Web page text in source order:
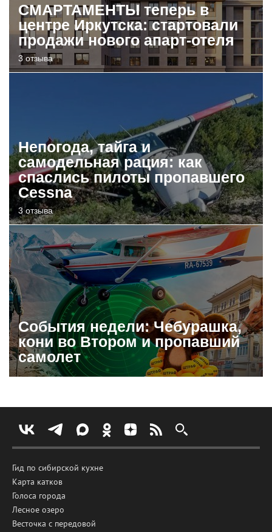
СМАРТАМЕНТЫ теперь в
центре Иркутска: стартовали
продажи нового апарт-отеля
3 отзыва
Непогода, тайга и
самодельная рация: как
спаслись пилоты пропавшего
Cessna
3 отзыва
События недели: Чебурашка,
кони во Втором и пропавший
самолет
Гид по сибирской кухне
Карта катков
Голоса города
Лесное озеро
Весточка с передовой